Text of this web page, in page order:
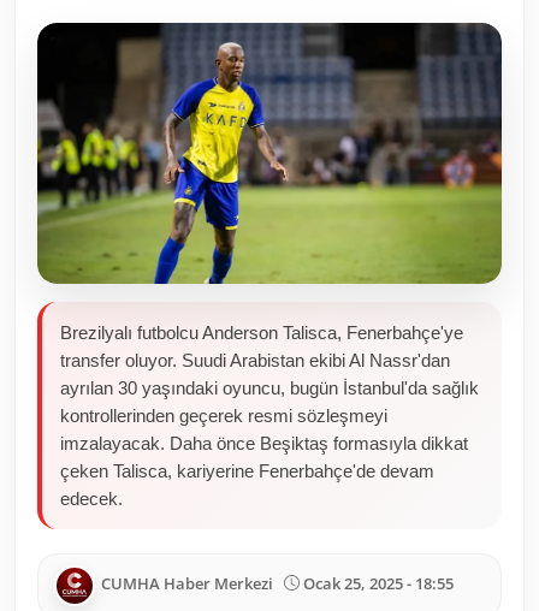
Toplum ve Yaşam
Sivil Toplum Kuruluşları
Kamu Kurumları ve Üst Kurullar
Resmi Reklamlar
Brezilyalı futbolcu Anderson Talisca, Fenerbahçe'ye
transfer oluyor. Suudi Arabistan ekibi Al Nassr'dan
ayrılan 30 yaşındaki oyuncu, bugün İstanbul'da sağlık
kontrollerinden geçerek resmi sözleşmeyi
imzalayacak. Daha önce Beşiktaş formasıyla dikkat
çeken Talisca, kariyerine Fenerbahçe'de devam
edecek.
CUMHA Haber Merkezi Ocak 25, 2025 - 18:55